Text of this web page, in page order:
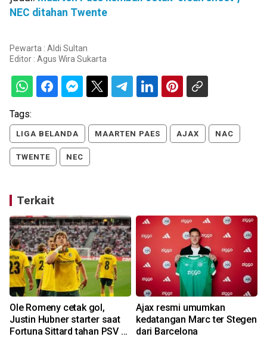
NEC ditahan Twente
Pewarta : Aldi Sultan
Editor : Agus Wira Sukarta
Tags:
LIGA BELANDA MAARTEN PAES AJAX NAC
TWENTE NEC
Terkait
Ole Romeny cetak gol,
Justin Hubner starter saat
Fortuna Sittard tahan PSV 2-
Ajax resmi umumkan
kedatangan Marc ter Stegen
dari Barcelona